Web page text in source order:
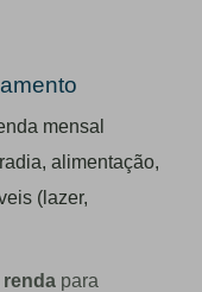
mensal
alimentação,
(lazer,
rendapara